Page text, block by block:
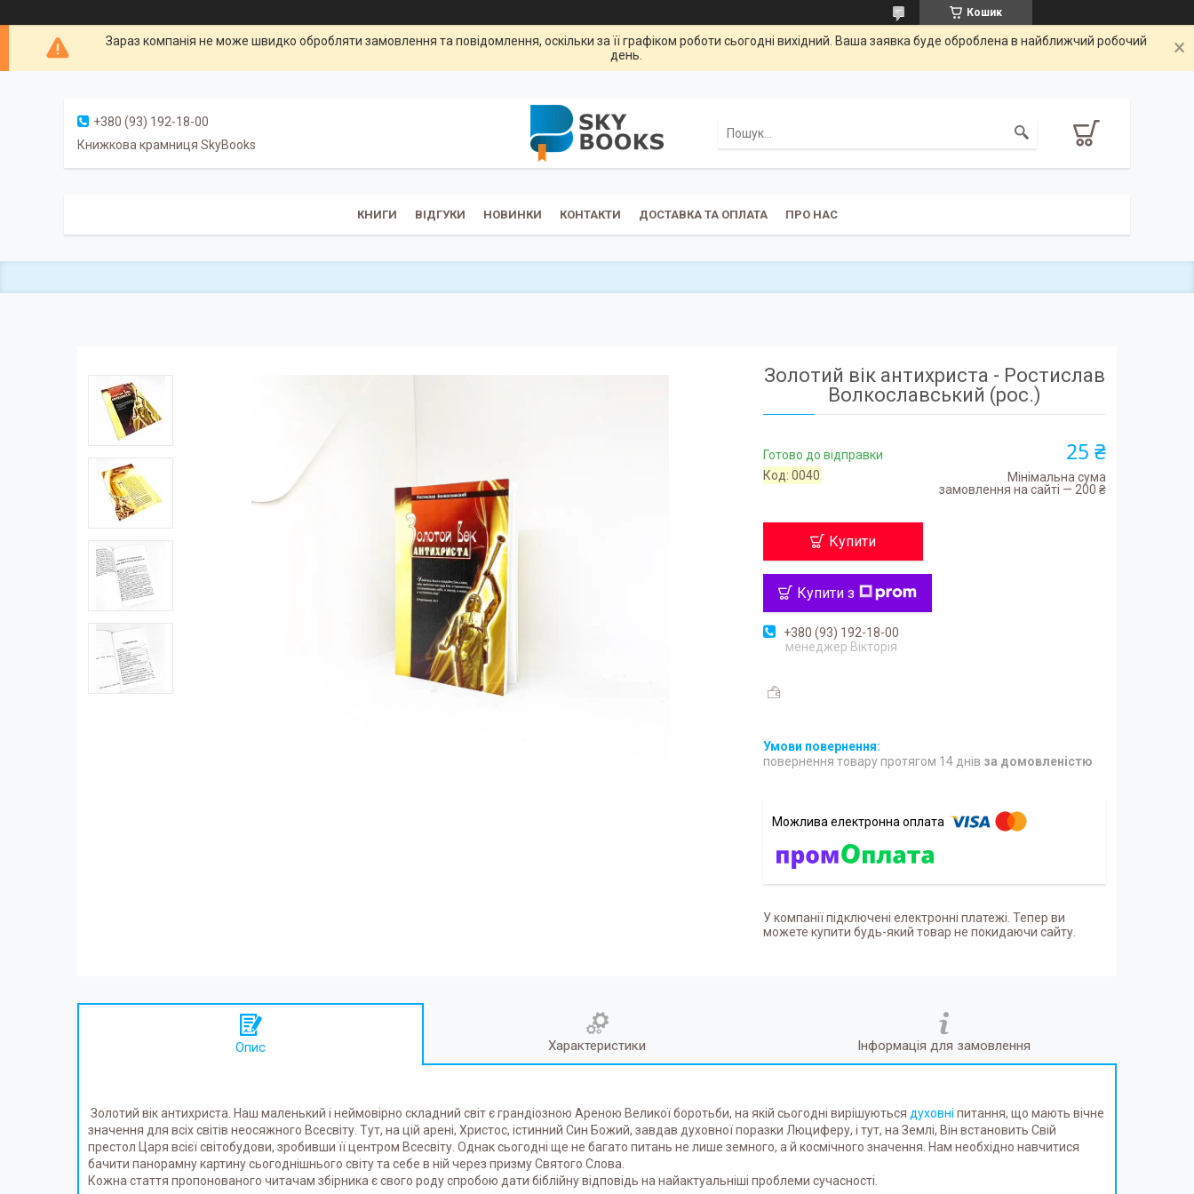
Кошик
Зараз компанія не може швидко обробляти замовлення та повідомлення, оскільки за її графіком роботи сьогодні вихідний. Ваша заявка буде оброблена в найближчий робочий
день.
+380 (93) 192-18-00
Книжкова крамниця SkyBooks
КНИГИ ВІДГУКИ НОВИНКИ КОНТАКТИ ДОСТАВКА ТА ОПЛАТА ПРО НАС
Золотий вік антихриста - Ростислав
Волкославський (рос.)
Готово до відправки
Код:0040
25 ₴
Мінімальна сума
замовлення на сайті — 200 ₴
Купити
Купити з
+380 (93) 192-18-00
менеджер Вікторія
повернення товару протягом 14 днів за домовленістю
У компанії підключені електронні платежі. Тепер ви
можете купити будь-який товар не покидаючи сайту.
Опис Характеристики Інформація для замовлення
Золотий вік антихриста. Наш маленький і неймовірно складний світ є грандіозною Ареною Великої боротьби, на якій сьогодні вирішуються духовні питання, що мають вічне
значення для всіх світів неосяжного Всесвіту. Тут, на цій арені, Христос, істинний Син Божий, завдав духовної поразки Люциферу, і тут, на Землі, Він встановить Свій
престол Царя всієї світобудови, зробивши її центром Всесвіту. Однак сьогодні ще не багато питань не лише земного, а й космічного значення. Нам необхідно навчитися
бачити панорамну картину сьогоднішнього світу та себе в ній через призму Святого Слова.
Кожна стаття пропонованого читачам збірника є свого роду спробою дати біблійну відповідь на найактуальніші проблеми сучасності.